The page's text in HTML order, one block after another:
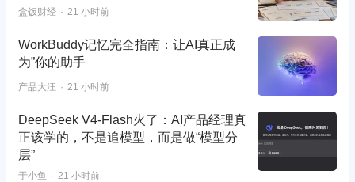
盒饭财经 21 小时前
WorkBuddy记忆完全指南：让AI真正成
为”你的助手
产品大汪 21 小时前
DeepSeek V4-Flash火了：AI产品经理真
正该学的，不是追模型，而是做“模型分
层”
于小鱼 21 小时前